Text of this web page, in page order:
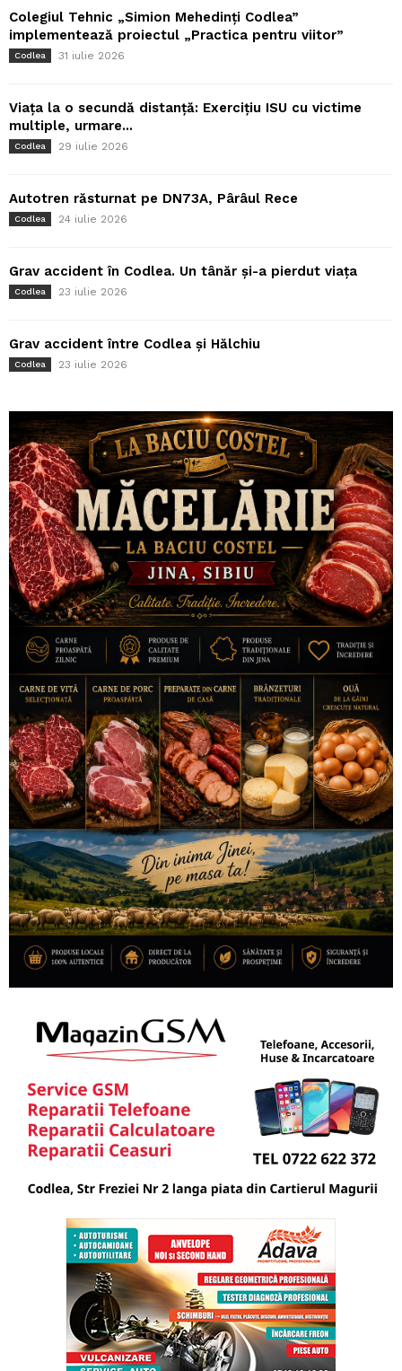
Colegiul Tehnic „Simion Mehedinți Codlea”
implementează proiectul „Practica pentru viitor”
Codlea 31 iulie 2026
Viața la o secundă distanță: Exercițiu ISU cu victime
multiple, urmare...
Codlea 29 iulie 2026
Autotren răsturnat pe DN73A, Pârâul Rece
Codlea 24 iulie 2026
Grav accident în Codlea. Un tânăr și-a pierdut viața
Codlea 23 iulie 2026
Grav accident între Codlea și Hălchiu
Codlea 23 iulie 2026